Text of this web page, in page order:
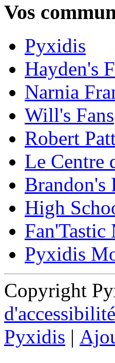
Vos
Pyxidis
Hayden's
Narnia
Will's Fans
Robert
Le Centre
Brandon's
High
Fan'Tastic
Pyxidis
Copyright
d'accessibilité
Pyxidis |